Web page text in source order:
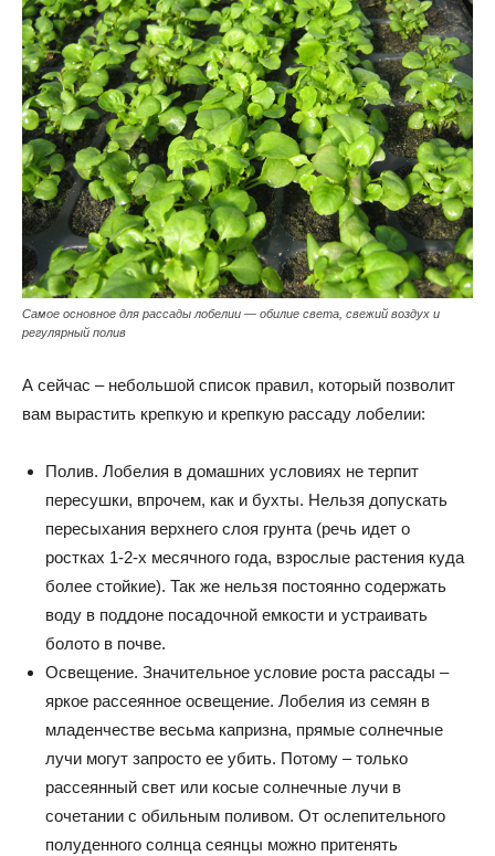
Самое основное для рассады лобелии — обилие света, свежий воздух и
регулярный полив
А сейчас – небольшой список правил, который позволит
вам вырастить крепкую и крепкую рассаду лобелии:
Полив. Лобелия в домашних условиях не терпит
пересушки, впрочем, как и бухты. Нельзя допускать
пересыхания верхнего слоя грунта (речь идет о
ростках 1-2-х месячного года, взрослые растения куда
более стойкие). Так же нельзя постоянно содержать
воду в поддоне посадочной емкости и устраивать
болото в почве.
Освещение. Значительное условие роста рассады –
яркое рассеянное освещение. Лобелия из семян в
младенчестве весьма капризна, прямые солнечные
лучи могут запросто ее убить. Потому – только
рассеянный свет или косые солнечные лучи в
сочетании с обильным поливом. От ослепительного
полуденного солнца сеянцы можно притенять